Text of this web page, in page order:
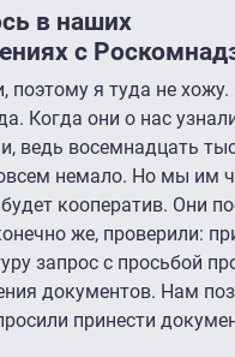
в наших
с
поэтому я туда не хожу.
Когда они о нас
ведь восемнадцать
немало. Но мы им
кооператив. Они
же, проверили:
запрос с просьбой
документов. Нам
принести